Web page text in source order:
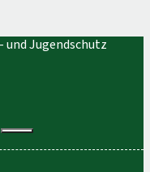
und Jugendschutz